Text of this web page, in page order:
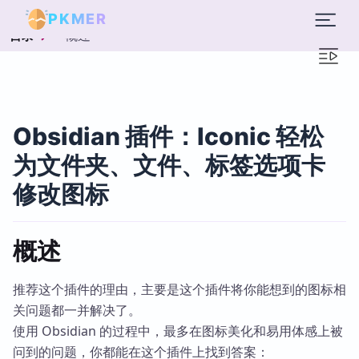
PKMER
目录 概述
Obsidian 插件：Iconic 轻松
为文件夹、文件、标签选项卡
修改图标
概述
推荐这个插件的理由，主要是这个插件将你能想到的图标相
关问题都一并解决了。
使用 Obsidian 的过程中，最多在图标美化和易用体感上被
问到的问题，你都能在这个插件上找到答案：